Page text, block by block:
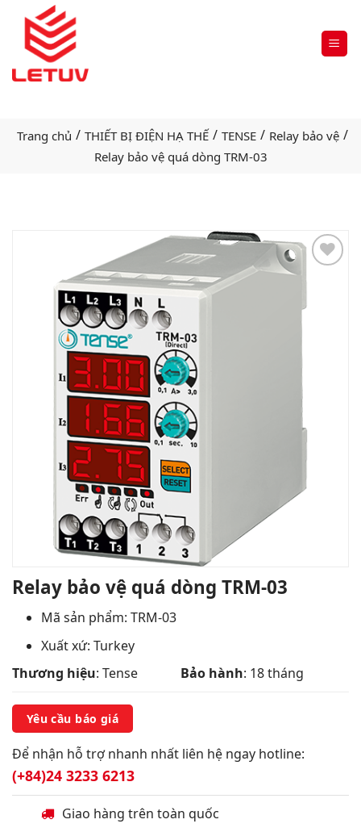
Trang chủ / THIẾT BỊ ĐIỆN HẠ THẾ / TENSE / Relay bảo vệ /
Relay bảo vệ quá dòng TRM-03
wishlist
Relay bảo vệ quá dòng TRM-03
Mã sản phẩm: TRM-03
Xuất xứ: Turkey
Thương hiệu: Tense Bảo hành: 18 tháng
Yêu cầu báo giá
Để nhận hỗ trợ nhanh nhất liên hệ ngay hotline:
(+84)24 3233 6213
Giao hàng trên toàn quốc